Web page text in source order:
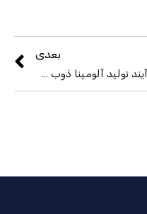
بعدی
فرآیند تولید آلومینا ذوب شده سفید